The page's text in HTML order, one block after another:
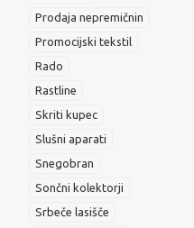
Prodaja nepremičnin
Promocijski tekstil
Rado
Rastline
Skriti kupec
Slušni aparati
Snegobran
Sončni kolektorji
Srbeče lasišče